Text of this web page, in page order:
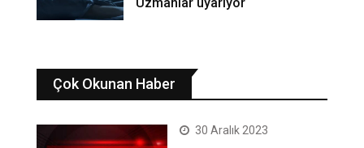
Çok Okunan Haber
30 Aralık 2023